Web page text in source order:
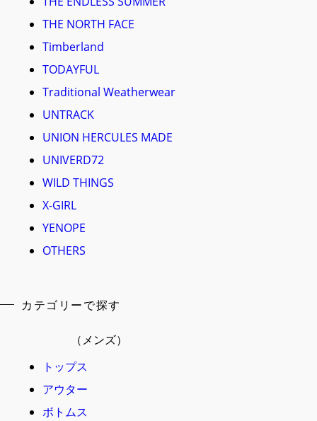
THE NORTH FACE
Timberland
TODAYFUL
Traditional Weatherwear
UNTRACK
UNION HERCULES MADE
UNIVERD72
WILD THINGS
X-GIRL
YENOPE
OTHERS
カテゴリーで探す
（メンズ）
トップス
アウター
ボトムス